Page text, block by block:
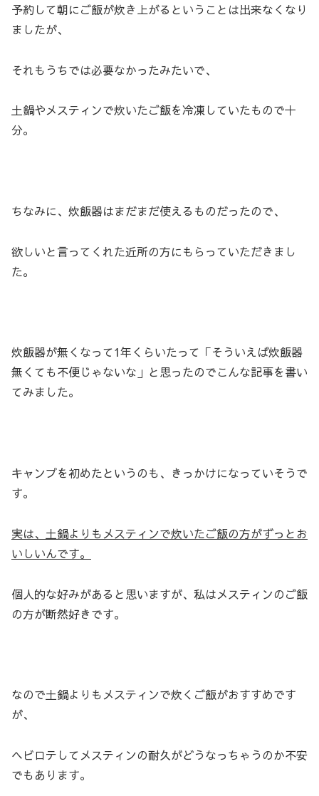
予約して朝にご飯が炊き上がるということは出来なくなり
ましたが、
それもうちでは必要なかったみたいで、
土鍋やメスティンで炊いたご飯を冷凍していたもので十
分。
ちなみに、炊飯器はまだまだ使えるものだったので、
欲しいと言ってくれた近所の方にもらっていただきまし
た。
炊飯器が無くなって1年くらいたって「そういえば炊飯器
無くても不便じゃないな」と思ったのでこんな記事を書い
てみました。
キャンプを初めたというのも、きっかけになっていそうで
す。
実は、土鍋よりもメスティンで炊いたご飯の方がずっとお
いしいんです。
個人的な好みがあると思いますが、私はメスティンのご飯
の方が断然好きです。
なので土鍋よりもメスティンで炊くご飯がおすすめです
が、
ヘビロテしてメスティンの耐久がどうなっちゃうのか不安
でもあります。